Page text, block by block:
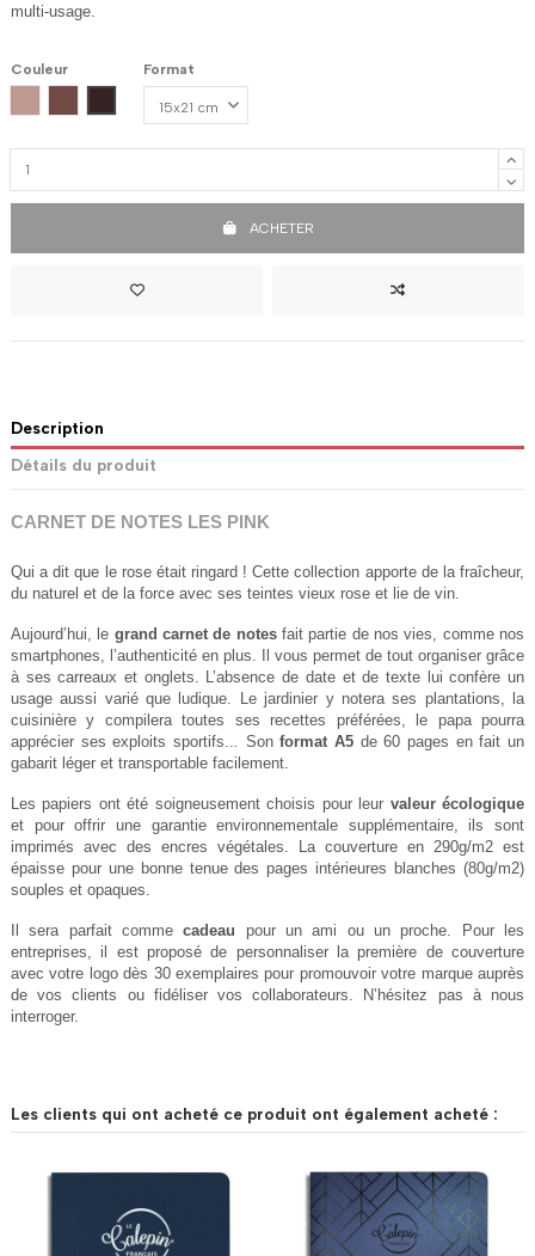
multi-usage.
Couleur
Bouton de rose
Lie de vin
Format
ACHETER
Description
Détails du produit
CARNET DE NOTES LES PINK
Qui a dit que le rose était ringard ! Cette collection apporte de la fraîcheur,
du naturel et de la force avec ses teintes vieux rose et lie de vin.
Aujourd’hui, le grand carnet de notes fait partie de nos vies, comme nos
smartphones, l’authenticité en plus. Il vous permet de tout organiser grâce
à ses carreaux et onglets. L’absence de date et de texte lui confère un
usage aussi varié que ludique. Le jardinier y notera ses plantations, la
cuisinière y compilera toutes ses recettes préférées, le papa pourra
apprécier ses exploits sportifs..
Son format A5 de 60 pages en fait un
gabarit léger et transportable facilement.
Les papiers ont été soigneusement choisis pour leur valeur écologique
et pour offrir une garantie environnementale supplémentaire, ils sont
imprimés avec des encres végétales. La couverture en 290g/m2 est
épaisse pour une bonne tenue des pages intérieures blanches (80g/m2)
souples et opaques.
Il sera parfait comme cadeau pour un ami ou un proche. Pour les
entreprises, il est proposé de personnaliser la première de couverture
avec votre logo dès 30 exemplaires pour promouvoir votre marque auprès
de vos clients ou fidéliser vos collaborateurs. N’hésitez pas à nous
interroger.
Les clients qui ont acheté ce produit ont également acheté :